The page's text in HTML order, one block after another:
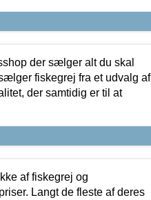
der sælger alt du skal
fiskegrej fra et udvalg af
der samtidig er til at
af fiskegrej og
Langt de fleste af deres